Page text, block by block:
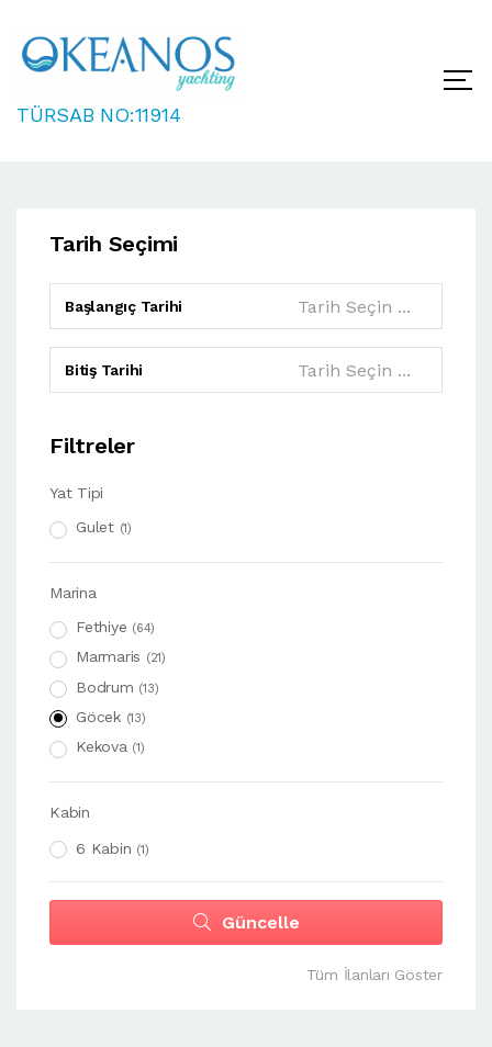
TÜRSAB NO:11914
Tarih Seçimi
Başlangıç Tarihi
Bitiş Tarihi
Filtreler
Yat Tipi
Gulet (1)
Marina
Fethiye (64)
Marmaris (21)
Bodrum (13)
Göcek (13)
Kekova (1)
Kabin
6 Kabin (1)
Güncelle
Tüm İlanları Göster